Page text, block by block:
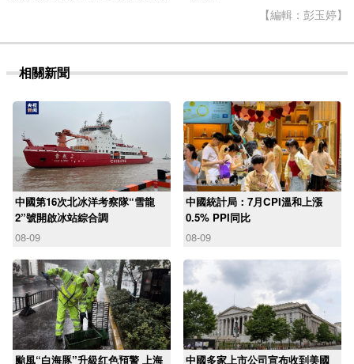
【編輯：彭玉婷】
相關新聞
中國第16次北冰洋考察隊“雪龍
2”號開啟冰站綜合調
08-09
中國統計局：7月CPI溫和上漲
0.5% PPI同比
08-09
颱風“白海豚”升級红色預警 上海 中國多家上市公司宣布收到美國